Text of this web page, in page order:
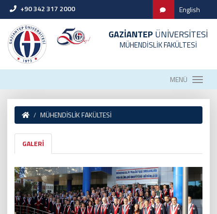
+90 342 317 2000 English
GAZİANTEP ÜNİVERSİTESİ
MÜHENDİSLİK FAKÜLTESİ
MENÜ
MÜHENDİSLİK FAKÜLTESİ
GALERİ